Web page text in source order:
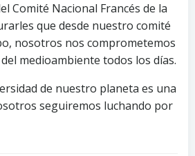
Comité Nacional Francés de la
que desde nuestro comité
nosotros nos comprometemos
medioambiente todos los días.
de nuestro planeta es una
seguiremos luchando por